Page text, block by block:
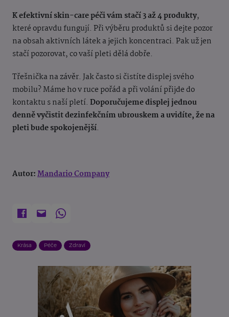
K efektivní skin-care péči vám stačí 3 až 4 produkty,
které opravdu fungují. Při výběru produktů si dejte pozor
na obsah aktivních látek a jejich koncentraci. Pak už jen
stačí pozorovat, co vaší pleti dělá dobře.
Třešnička na závěr. Jak často si čistíte displej svého
mobilu? Máme ho v ruce pořád a při volání přijde do
kontaktu s naší pletí. Doporučujeme displej jednou
denně vyčistit dezinfekčním ubrouskem a uvidíte, že na
pleti bude spokojenější.
Autor:Mandario Company
Krása Péče Zdraví